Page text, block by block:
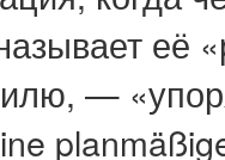
её
—